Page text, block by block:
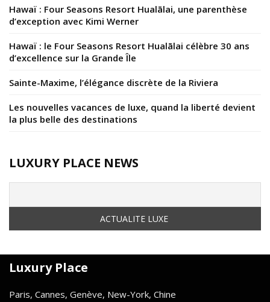
Hawaï : Four Seasons Resort Hualālai, une parenthèse
d’exception avec Kimi Werner
Hawaï : le Four Seasons Resort Hualālai célèbre 30 ans
d’excellence sur la Grande Île
Sainte-Maxime, l’élégance discrète de la Riviera
Les nouvelles vacances de luxe, quand la liberté devient
la plus belle des destinations
LUXURY PLACE NEWS
Luxury Place
Paris, Cannes, Genève, New-York, Chine